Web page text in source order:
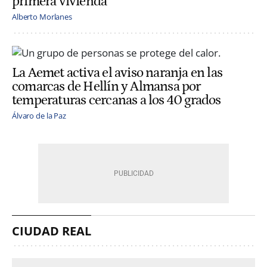
Alberto Morlanes
La Aemet activa el aviso naranja en las
comarcas de Hellín y Almansa por
temperaturas cercanas a los 40 grados
Álvaro de la Paz
CIUDAD REAL